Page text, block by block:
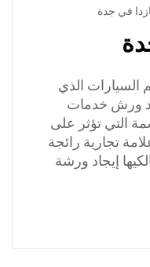
في جدة
الذي
ورش خدمات
التي تؤثر على
تجارية رائجة
إيجاد ورشة